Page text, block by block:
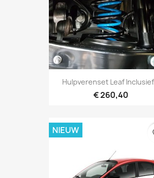
Hulpverenset Leaf
€ 260,40
NIEUW